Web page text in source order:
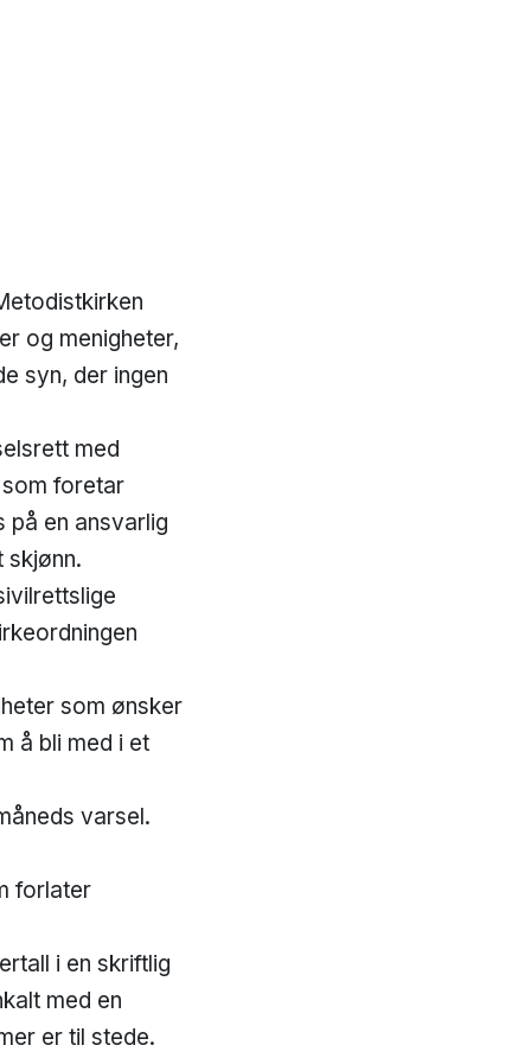
og menigheter,
syn, der ingen
med
foretar
på en ansvarlig
skjønn.
som ønsker
å bli med i et
varsel.
forlater
i en skriftlig
med en
er til stede.